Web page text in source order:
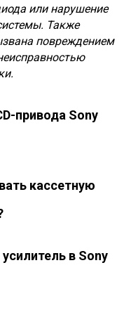
или нарушение
Также
повреждением
привода Sony
рублей в
лазерного
кассетную
Выполняем
и регулировку
в Sony